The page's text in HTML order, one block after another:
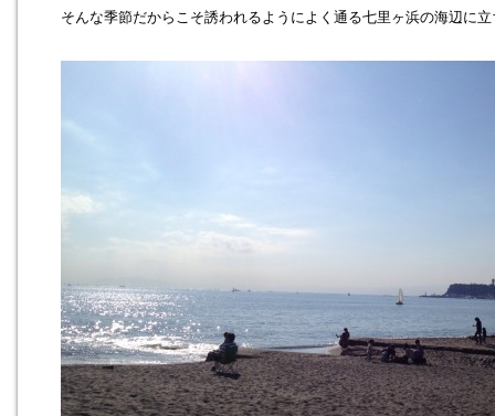
そんな季節だからこそ誘われるようによく通る七里ヶ浜の海辺に